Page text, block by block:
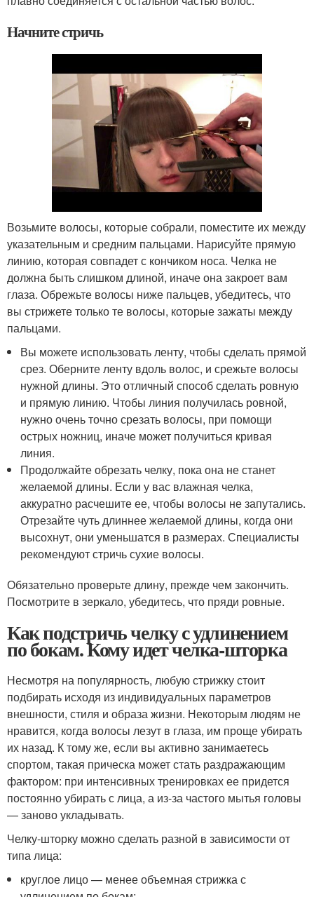
Начните стричь
Возьмите волосы, которые собрали, поместите их между
указательным и средним пальцами. Нарисуйте прямую
линию, которая совпадет с кончиком носа. Челка не
должна быть слишком длиной, иначе она закроет вам
глаза. Обрежьте волосы ниже пальцев, убедитесь, что
вы стрижете только те волосы, которые зажаты между
пальцами.
Вы можете использовать ленту, чтобы сделать прямой
срез. Оберните ленту вдоль волос, и срежьте волосы
нужной длины. Это отличный способ сделать ровную
и прямую линию. Чтобы линия получилась ровной,
нужно очень точно срезать волосы, при помощи
острых ножниц, иначе может получиться кривая
линия.
Продолжайте обрезать челку, пока она не станет
желаемой длины. Если у вас влажная челка,
аккуратно расчешите ее, чтобы волосы не запутались.
Отрезайте чуть длиннее желаемой длины, когда они
высохнут, они уменьшатся в размерах. Специалисты
рекомендуют стричь сухие волосы.
Обязательно проверьте длину, прежде чем закончить.
Посмотрите в зеркало, убедитесь, что пряди ровные.
Как подстричь челку с удлинением
по бокам. Кому идет челка-шторка
Несмотря на популярность, любую стрижку стоит
подбирать исходя из индивидуальных параметров
внешности, стиля и образа жизни. Некоторым людям не
нравится, когда волосы лезут в глаза, им проще убирать
их назад. К тому же, если вы активно занимаетесь
спортом, такая прическа может стать раздражающим
фактором: при интенсивных тренировках ее придется
постоянно убирать с лица, а из-за частого мытья головы
— заново укладывать.
Челку-шторку можно сделать разной в зависимости от
типа лица:
круглое лицо — менее объемная стрижка с